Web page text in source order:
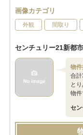
画像カテゴリ
外観 間取り
センチュリー21新都
物件
合
と
物件
セ